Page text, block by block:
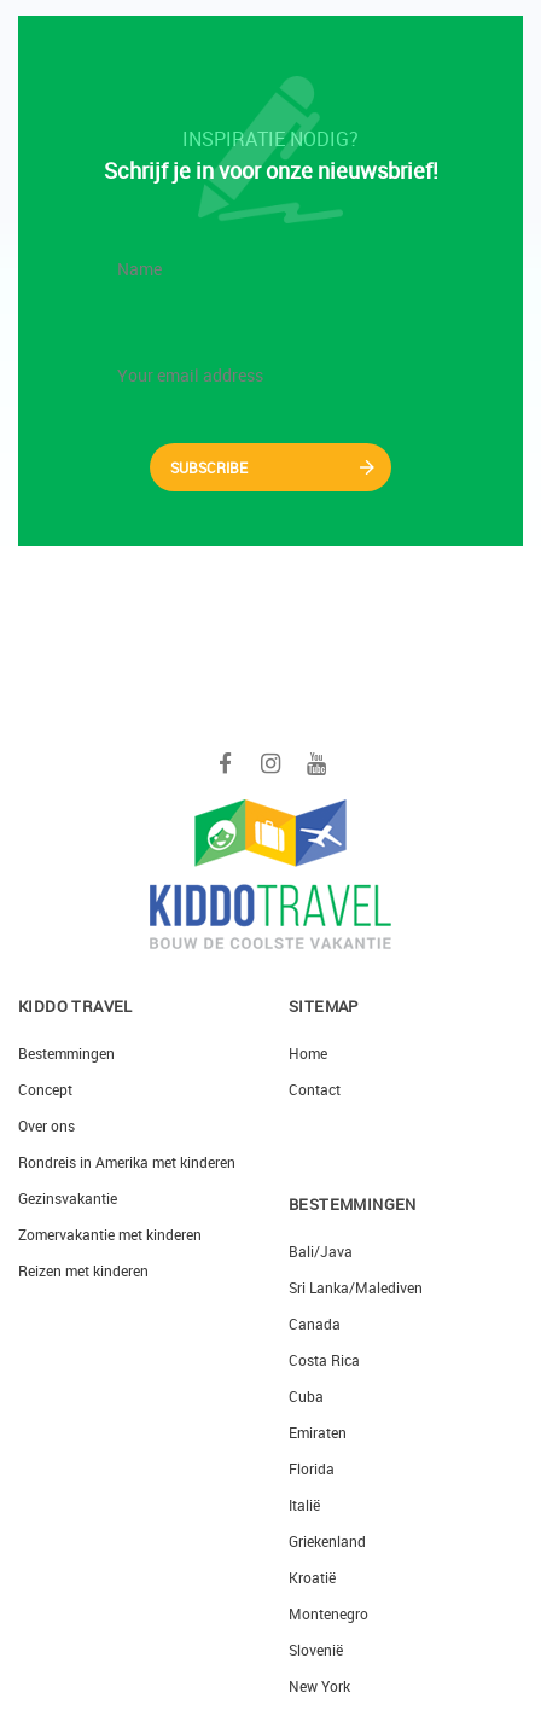
INSPIRATIE NODIG?
Schrijf je in voor onze nieuwsbrief!
SUBSCRIBE
KIDDO TRAVEL
Bestemmingen
Concept
Over ons
Rondreis in Amerika met kinderen
Gezinsvakantie
Zomervakantie met kinderen
Reizen met kinderen
SITEMAP
Home
Contact
BESTEMMINGEN
Bali/Java
Sri Lanka/Malediven
Canada
Costa Rica
Cuba
Emiraten
Florida
Italië
Griekenland
Kroatië
Montenegro
Slovenië
New York